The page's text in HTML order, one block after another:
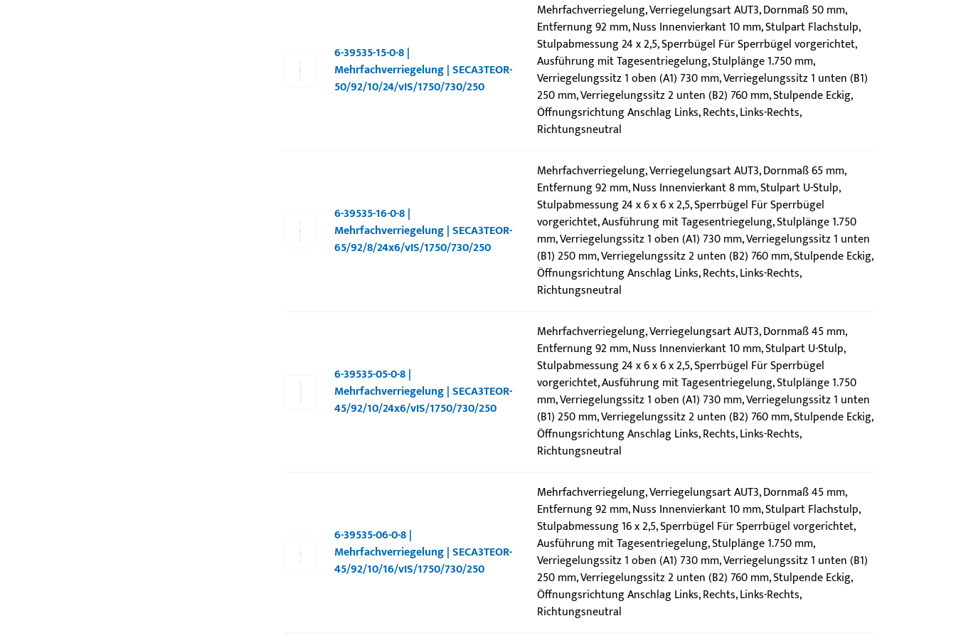
6-39535-15-0-8 |
Mehrfachverriegelung | SECA3TEOR-
50/92/10/24/vIS/1750/730/250
Mehrfachverriegelung, Verriegelungsart AUT3, Dornmaß 50 mm,
Entfernung 92 mm, Nuss Innenvierkant 10 mm, Stulpart Flachstulp,
Stulpabmessung 24 x 2,5, Sperrbügel Für Sperrbügel vorgerichtet,
Ausführung mit Tagesentriegelung, Stulplänge 1.750 mm,
Verriegelungssitz 1 oben (A1) 730 mm, Verriegelungssitz 1 unten (B1)
250 mm, Verriegelungssitz 2 unten (B2) 760 mm, Stulpende Eckig,
Öffnungsrichtung Anschlag Links, Rechts, Links-Rechts,
Richtungsneutral
6-39535-16-0-8 |
Mehrfachverriegelung | SECA3TEOR-
65/92/8/24x6/vIS/1750/730/250
Mehrfachverriegelung, Verriegelungsart AUT3, Dornmaß 65 mm,
Entfernung 92 mm, Nuss Innenvierkant 8 mm, Stulpart U-Stulp,
Stulpabmessung 24 x 6 x 6 x 2,5, Sperrbügel Für Sperrbügel
vorgerichtet, Ausführung mit Tagesentriegelung, Stulplänge 1.750
mm, Verriegelungssitz 1 oben (A1) 730 mm, Verriegelungssitz 1 unten
(B1) 250 mm, Verriegelungssitz 2 unten (B2) 760 mm, Stulpende Eckig,
Öffnungsrichtung Anschlag Links, Rechts, Links-Rechts,
Richtungsneutral
6-39535-05-0-8 |
Mehrfachverriegelung | SECA3TEOR-
45/92/10/24x6/vIS/1750/730/250
Mehrfachverriegelung, Verriegelungsart AUT3, Dornmaß 45 mm,
Entfernung 92 mm, Nuss Innenvierkant 10 mm, Stulpart U-Stulp,
Stulpabmessung 24 x 6 x 6 x 2,5, Sperrbügel Für Sperrbügel
vorgerichtet, Ausführung mit Tagesentriegelung, Stulplänge 1.750
mm, Verriegelungssitz 1 oben (A1) 730 mm, Verriegelungssitz 1 unten
(B1) 250 mm, Verriegelungssitz 2 unten (B2) 760 mm, Stulpende Eckig,
Öffnungsrichtung Anschlag Links, Rechts, Links-Rechts,
Richtungsneutral
6-39535-06-0-8 |
Mehrfachverriegelung | SECA3TEOR-
45/92/10/16/vIS/1750/730/250
Mehrfachverriegelung, Verriegelungsart AUT3, Dornmaß 45 mm,
Entfernung 92 mm, Nuss Innenvierkant 10 mm, Stulpart Flachstulp,
Stulpabmessung 16 x 2,5, Sperrbügel Für Sperrbügel vorgerichtet,
Ausführung mit Tagesentriegelung, Stulplänge 1.750 mm,
Verriegelungssitz 1 oben (A1) 730 mm, Verriegelungssitz 1 unten (B1)
250 mm, Verriegelungssitz 2 unten (B2) 760 mm, Stulpende Eckig,
Öffnungsrichtung Anschlag Links, Rechts, Links-Rechts,
Richtungsneutral